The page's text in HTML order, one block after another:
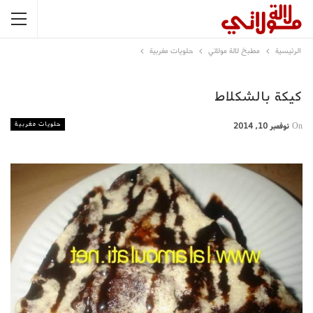
الرئيسية مطبخ لالة مولاتي حلويات مغربية
كيكة بالشكلاط
حلويات مغربية On نوفمبر 10, 2014